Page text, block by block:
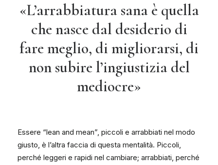
«L’arrabbiatura sana è quella
che nasce dal desiderio di
fare meglio, di migliorarsi, di
non subire l’ingiustizia del
mediocre»
Essere “lean and mean”, piccoli e arrabbiati nel modo
giusto, è l’altra faccia di questa mentalità. Piccoli,
perché leggeri e rapidi nel cambiare; arrabbiati, perché